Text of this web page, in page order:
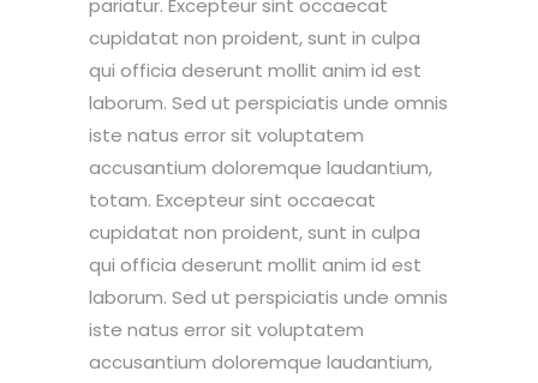
pariatur. Excepteur sint occaecat
cupidatat non proident, sunt in culpa
qui officia deserunt mollit anim id est
laborum. Sed ut perspiciatis unde omnis
iste natus error sit voluptatem
accusantium doloremque laudantium,
totam. Excepteur sint occaecat
cupidatat non proident, sunt in culpa
qui officia deserunt mollit anim id est
laborum. Sed ut perspiciatis unde omnis
iste natus error sit voluptatem
accusantium doloremque laudantium,